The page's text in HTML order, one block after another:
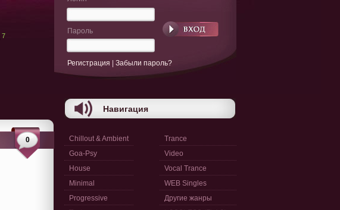
7
0
Пароль
Регистрация Забыли пароль?
Навигация
Chillout & Ambient
Goa-Psy
House
Minimal
Progressive
Trance
Video
Vocal Trance
WEB Singles
Другие жанры